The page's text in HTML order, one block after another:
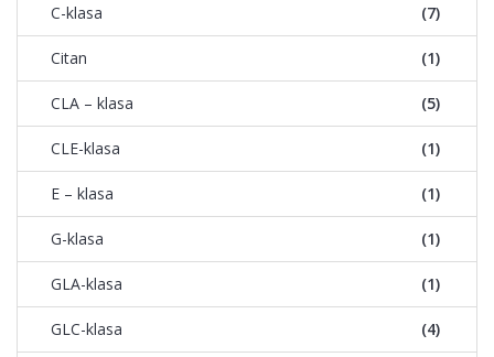
C-klasa (7)
Citan (1)
CLA – klasa (5)
CLE-klasa (1)
E – klasa (1)
G-klasa (1)
GLA-klasa (1)
GLC-klasa (4)